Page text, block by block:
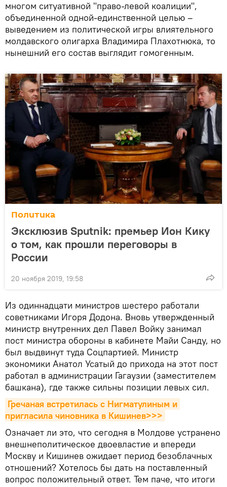
многом ситуативной "право-левой коалиции",
объединенной одной-единственной целью –
выведением из политической игры влиятельного
молдавского олигарха Владимира Плахотнюка, то
нынешний его состав выглядит гомогенным.
Политика
Эксклюзив Sputnik: премьер Ион Кику
о том, как прошли переговоры в
России
20 ноября 2019, 19:58
Из одиннадцати министров шестеро работали
советниками Игоря Додона. Вновь утвержденный
министр внутренних дел Павел Войку занимал
пост министра обороны в кабинете Майи Санду, но
был выдвинут туда Соцпартией. Министр
экономики Анатол Усатый до прихода на этот пост
работал в администрации Гагаузии (заместителем
башкана), где также сильны позиции левых сил.
Гречаная встретилась с Нигматулиным и
пригласила чиновника в Кишинев>>>
Означает ли это, что сегодня в Молдове устранено
внешнеполитическое двоевластие и впереди
Москву и Кишинев ожидает период безоблачных
отношений? Хотелось бы дать на поставленный
вопрос положительный ответ. Тем паче, что итоги